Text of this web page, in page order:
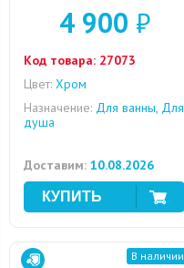
4 900 ₽
Код товара: 27073
Цвет: Хром
Назначение: Для ванны, Для
душа
Доставим: 10.08.2026
В наличии